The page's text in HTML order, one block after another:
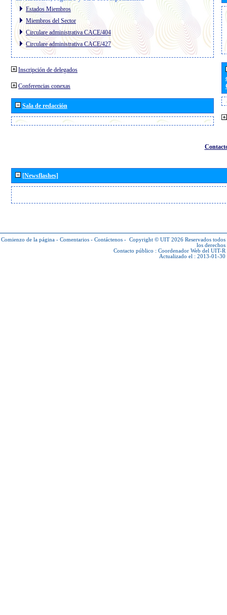
Estados Miembros
Miembros del Sector
Circulare administrativa CACE/404
Circulare administrativa CACE/427
Inscripción de delegados
Conferencias conexas
Sala de redacción
[Newsflashes]
Comienzo de la página - Comentarios - Contáctenos - Copyright © UIT 2026 Reservados todos
los derechos
Contacto público : Coordenador Web del UIT-R
Actualizado el : 2013-01-30